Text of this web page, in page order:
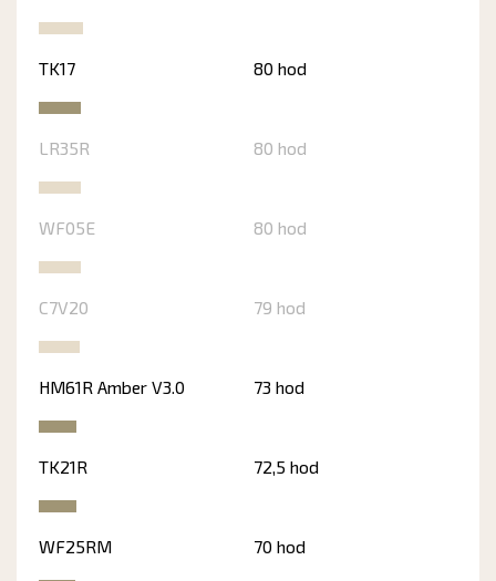
TK17 80 hod
LR35R 80 hod
WF05E 80 hod
C7V20 79 hod
HM61R Amber V3.0 73 hod
TK21R 72,5 hod
WF25RM 70 hod